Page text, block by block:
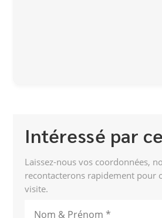
Intéressé par
Laissez-nous vos coordonnées,
recontacterons rapidement pour
visite.